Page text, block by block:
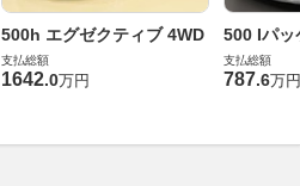
500h エグゼクティブ 4WD
支払総額
1642.0万円
500 Iパッ
支払総額
787.6万円